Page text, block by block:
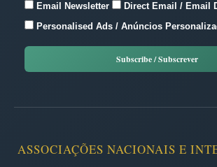
Email Newsletter
Direct Email / Email
Personalised Ads / Anúncios
ASSOCIAÇÕES NACIONAIS E